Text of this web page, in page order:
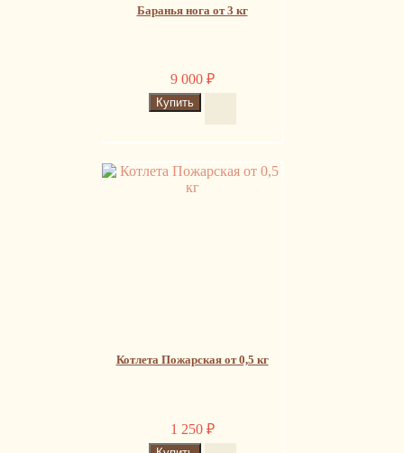
Баранья нога от 3 кг
9 000 ₽
Котлета Пожарская от 0,5 кг
1 250 ₽